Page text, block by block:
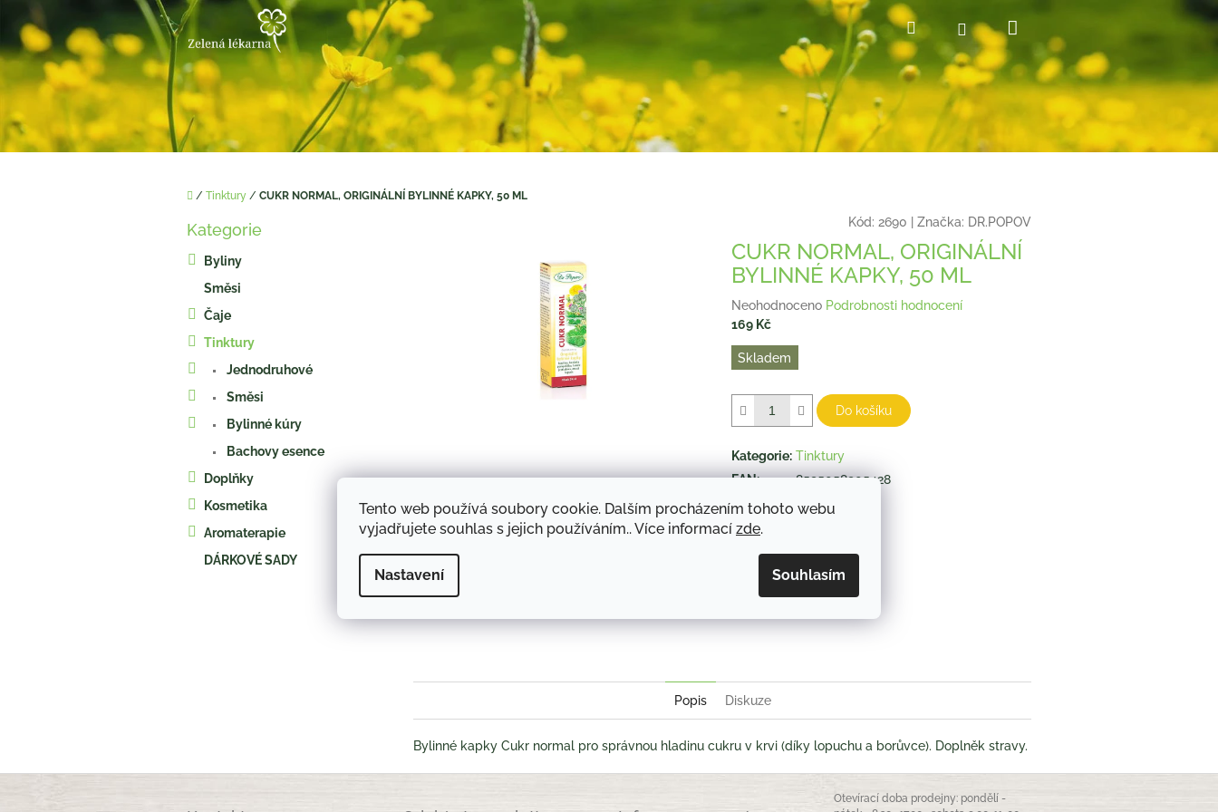
Tento web používá soubory cookie. Dalším procházením tohoto webu
vyjadřujete souhlas s jejich používáním.. Více informací zde.
Nastavení Souhlasím
obsah
HledatPřihlášení
košík
Domů
/ Tinktury / CUKR NORMAL, ORIGINÁLNÍ BYLINNÉ KAPKY, 50 ML
Přeskočit
Kategorie
Byliny
Směsi
Čaje
Tinktury
Jednodruhové
Směsi
Bylinné kúry
Bachovy esence
Doplňky
Kosmetika
Aromaterapie
DÁRKOVÉ SADY
Kód: 2690 Značka: DR.POPOV
CUKR NORMAL, ORIGINÁLNÍ
BYLINNÉ KAPKY, 50 ML
Průměrné
hodnocení
je
z
hvězdiček.
Neohodnoceno Podrobnosti hodnocení
169 Kč
Měrná
cena:
Skladem
Do košíku
Kategorie: Tinktury
EAN: 8595058905428
TwitterFacebook
Popis Diskuze
Bylinné kapky Cukr normal pro správnou hladinu cukru v krvi (díky lopuchu a borůvce). Doplněk stravy.
Otevírací doba prodejny: pondělí -